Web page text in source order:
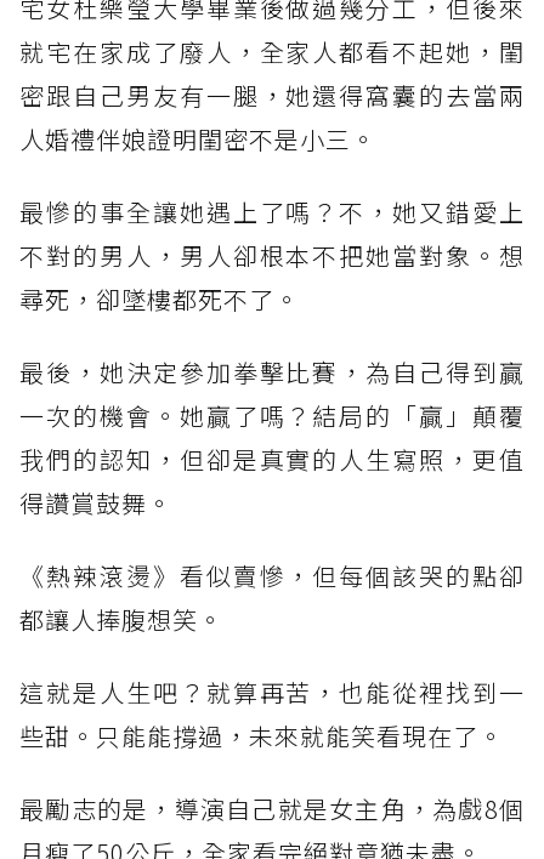
宅女杜樂瑩大學畢業後做過幾分工，但後來
就宅在家成了廢人，全家人都看不起她，閨
密跟自己男友有一腿，她還得窩囊的去當兩
人婚禮伴娘證明閨密不是小三。
最慘的事全讓她遇上了嗎？不，她又錯愛上
不對的男人，男人卻根本不把她當對象。想
尋死，卻墜樓都死不了。
最後，她決定參加拳擊比賽，為自己得到贏
一次的機會。她贏了嗎？結局的「贏」顛覆
我們的認知，但卻是真實的人生寫照，更值
得讚賞鼓舞。
《熱辣滾燙》看似賣慘，但每個該哭的點卻
都讓人捧腹想笑。
這就是人生吧？就算再苦，也能從裡找到一
些甜。只能能撐過，未來就能笑看現在了。
最勵志的是，導演自己就是女主角，為戲8個